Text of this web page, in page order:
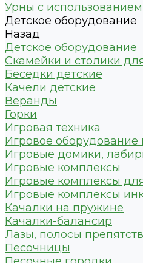
Урны с
Детское оборудование
Назад
Детское оборудование
Скамейки и столики
Беседки детские
Качели детские
Веранды
Горки
Игровая техника
Игровое
Игровые домики,
Игровые комплексы
Игровые комплексы
Игровые комплексы
Качалки на пружине
Качалки-балансир
Лазы, полосы
Песочницы